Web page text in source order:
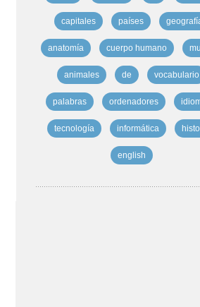
capitales países
anatomía cuerpo humano
animales de vocabulario
palabras ordenadores
tecnología informática
english